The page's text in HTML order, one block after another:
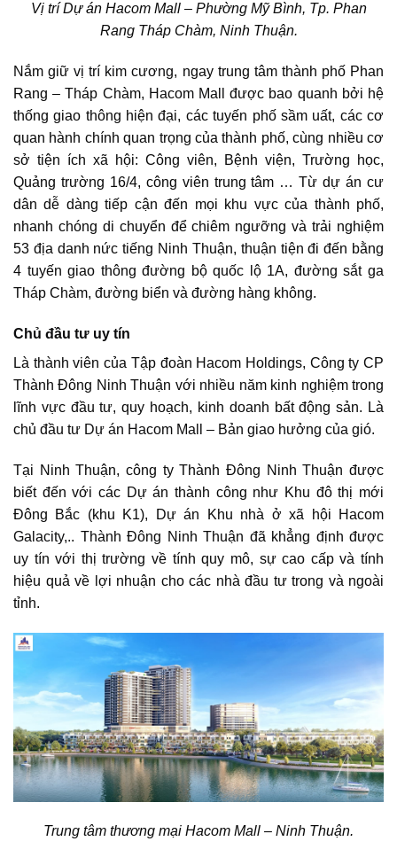
Vị trí Dự án Hacom Mall – Phường Mỹ Bình, Tp. Phan
Rang Tháp Chàm, Ninh Thuận.
Nắm giữvị trí kim cương, ngay trung tâm thành phố Phan
Rang – Tháp Chàm, Hacom Mall
được bao quanh bởi hệ
thống giao thông hiện đại, các tuyến phố sầm uất, các cơ
quan hành chính quan trọng của thành phố, cùng nhiều cơ
sở tiện ích xã hội: Công viên, Bệnh viện, Trường học,
Quảng trường 16/4, công viên trung tâm … Từ dự án cư
dân dễ dàng tiếp cận đến mọi khu vực của thành phố,
nhanh chóng di chuyển để chiêm ngưỡng và trải nghiệm
53 địa danh nức tiếng Ninh Thuận, thuận tiện đi đến bằng
4 tuyến giao thông đường bộ quốc lộ 1A, đường sắt ga
Tháp Chàm, đường biển và đường hàng không.
Chủ đầu tư uy tín
Là thành viên của Tập đoàn Hacom Holdings, Công ty CP
Thành Đông Ninh Thuận với nhiều năm kinh nghiệm trong
lĩnh vực đầu tư, quy hoạch, kinh doanh bất động sản. Là
chủ đầu tư Dự án Hacom Mall – Bản giao hưởng của gió.
Tại Ninh Thuận, công ty Thành Đông Ninh Thuận được
biết đến với các Dự án thành công như Khu đô thị mới
Đông Bắc (khu K1), Dự án Khu nhà ở xã hội
Hacom
Galacity,.. Thành Đông Ninh Thuận đã khẳng định được
uy tín với thị trường về tính quy mô, sự cao cấp và tính
hiệu quả về lợi nhuận cho các nhà đầu tư trong và ngoài
tỉnh.
Trung tâm thương mại Hacom Mall – Ninh Thuận.